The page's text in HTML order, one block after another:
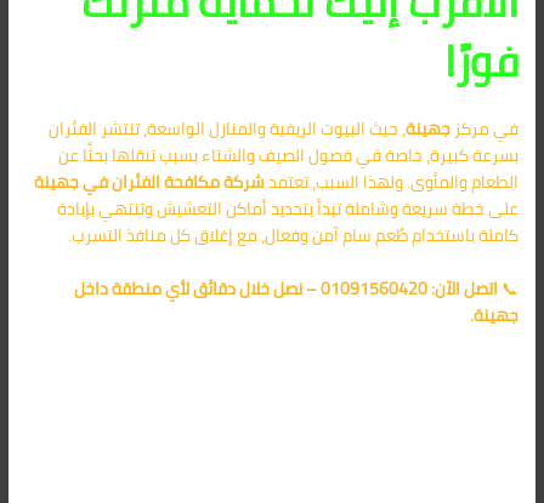
فورًا
في مركزجهينة، حيث البيوت الريفية والمنازل الواسعة، تنتشر الفئران
بسرعة كبيرة، خاصة في فصول الصيف والشتاء بسبب تنقلها بحثًا عن
الطعام والمأوى. ولهذا السبب، تعتمدشركة مكافحة الفئران في جهينة
على خطة سريعة وشاملة تبدأ بتحديد أماكن التعشيش وتنتهي بإبادة
كاملة باستخدام طُعم سام آمن وفعال، مع إغلاق كل منافذ التسرب.
📞
اتصل الآن: 01091560420 – نصل خلال دقائق لأي منطقة داخل
جهينة.